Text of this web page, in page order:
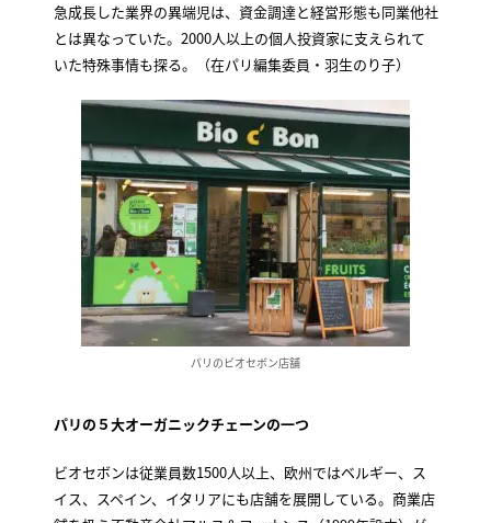
急成長した業界の異端児は、資金調達と経営形態も同業他社
とは異なっていた。2000人以上の個人投資家に支えられて
いた特殊事情も探る。（在パリ編集委員・羽生のり子）
パリのビオセボン店舗
パリの５大オーガニックチェーンの一つ
ビオセボンは従業員数1500人以上、欧州ではベルギー、ス
イス、スペイン、イタリアにも店舗を展開している。商業店